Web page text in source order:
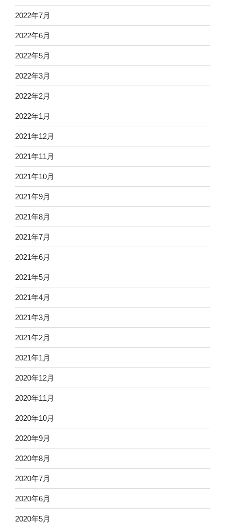
2022年7月
2022年6月
2022年5月
2022年3月
2022年2月
2022年1月
2021年12月
2021年11月
2021年10月
2021年9月
2021年8月
2021年7月
2021年6月
2021年5月
2021年4月
2021年3月
2021年2月
2021年1月
2020年12月
2020年11月
2020年10月
2020年9月
2020年8月
2020年7月
2020年6月
2020年5月